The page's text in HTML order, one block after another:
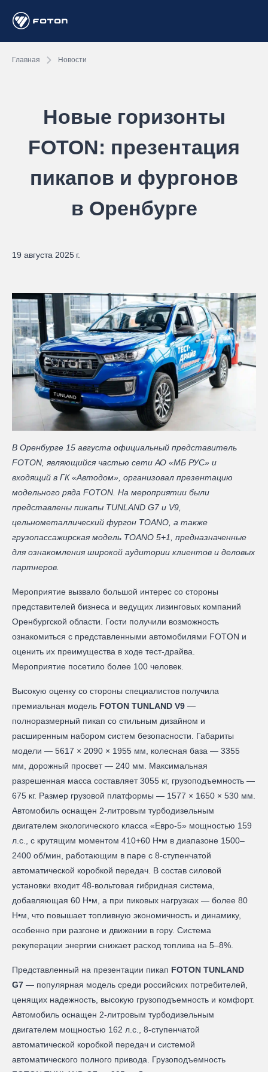
Главная Новости
Новые горизонты
FOTON: презентация
пикапов и фургонов
в Оренбурге
19 августа 2025 г.
В Оренбурге 15 августа официальный представитель
FOTON, являющийся частью сети АО «МБ РУС» и
входящий в ГК «Автодом», организовал презентацию
модельного ряда FOTON. На мероприятии были
представлены пикапы TUNLAND G7 и V9,
цельнометаллический фургон TOANO, а также
грузопассажирская модель TOANO 5+1, предназначенные
для ознакомления широкой аудитории клиентов и деловых
партнеров.
Мероприятие вызвало большой интерес со стороны
представителей бизнеса и ведущих лизинговых компаний
Оренбургской области. Гости получили возможность
ознакомиться с представленными автомобилями FOTON и
оценить их преимущества в ходе тест-драйва.
Мероприятие посетило более 100 человек.
Высокую оценку со стороны специалистов получила
премиальная модель FOTON TUNLAND V9 —
полноразмерный пикап со стильным дизайном и
расширенным набором систем безопасности. Габариты
модели — 5617 × 2090 × 1955 мм, колесная база — 3355
мм, дорожный просвет — 240 мм. Максимальная
разрешенная масса составляет 3055 кг, грузоподъемность —
675 кг. Размер грузовой платформы — 1577 × 1650 × 530 мм.
Автомобиль оснащен 2-литровым турбодизельным
двигателем экологического класса «Евро-5» мощностью 159
л.с., с крутящим моментом 410+60 Н•м в диапазоне 1500–
2400 об/мин, работающим в паре с 8-ступенчатой
автоматической коробкой передач. В состав силовой
установки входит 48-вольтовая гибридная система,
добавляющая 60 Н•м, а при пиковых нагрузках — более 80
Н•м, что повышает топливную экономичность и динамику,
особенно при разгоне и движении в гору. Система
рекуперации энергии снижает расход топлива на 5–8%.
Представленный на презентации пикап FOTON TUNLAND
G7 — популярная модель среди российских потребителей,
ценящих надежность, высокую грузоподъемность и комфорт.
Автомобиль оснащен 2-литровым турбодизельным
двигателем мощностью 162 л.с., 8-ступенчатой
автоматической коробкой передач и системой
автоматического полного привода. Грузоподъемность